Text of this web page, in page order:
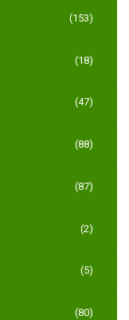
(153)
(18)
(47)
(88)
(87)
(2)
(5)
(80)